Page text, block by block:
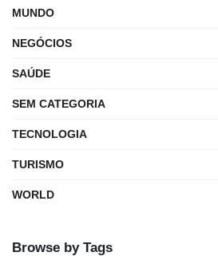
MUNDO
NEGÓCIOS
SAÚDE
SEM CATEGORIA
TECNOLOGIA
TURISMO
WORLD
Browse by Tags